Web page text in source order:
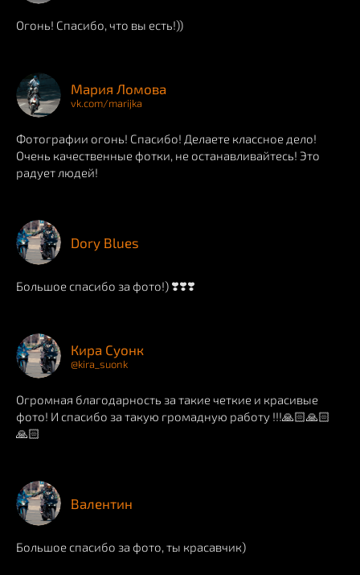
Огонь! Спасибо, что вы есть!))
Мария Ломова
vk.com/marijka
Фотографии огонь! Спасибо! Делаете классное дело!
Очень качественные фотки, не останавливайтесь! Это
радует людей!
Dory Blues
Большое спасибо за фото!) ❣️❣️❣️
Кира Суонк
@kira_suonk
Огромная благодарность за такие четкие и красивые
фото! И спасибо за такую громадную работу !!!🙏🏻🙏🏻
🙏🏻
Валентин
Большое спасибо за фото, ты красавчик)